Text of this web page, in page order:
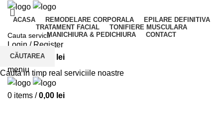
ACASA REMODELARE CORPORALA
EPILARE DEFINITIVA
TRATAMENT FACIAL
TONIFIERE MUSCULARA
MANICHIURA & PEDICHIURA
CONTACT
Login / Register
0items / 0,00
lei
meniu
0 items / 0,00 lei
CĂUTAREA
Cauta in timp real serviciile noastre